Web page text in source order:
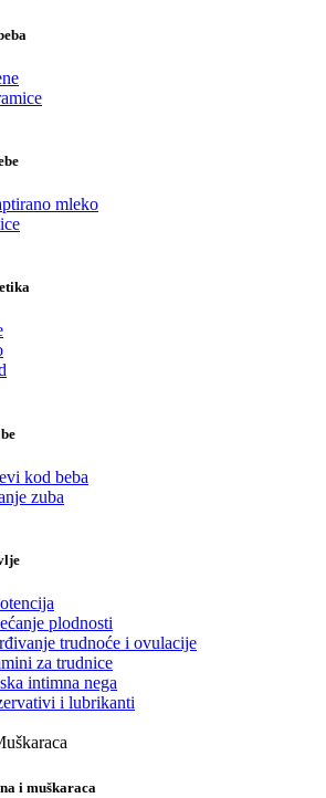
mleko
kod beba
zuba
plodnosti
trudnoće i ovulacije
za trudnice
intimna nega
i lubrikanti
i muškaraca